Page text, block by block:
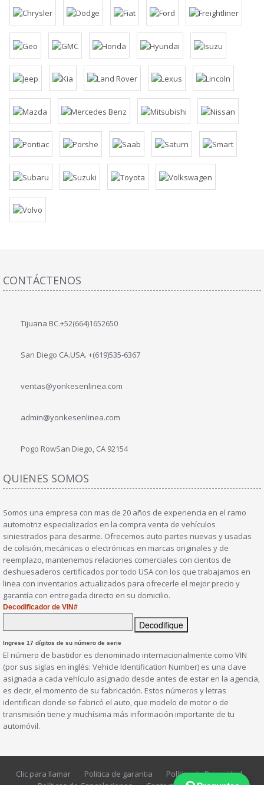
CONTÁCTENOS
Tijuana BC.+52(664)1652650
San Diego CA.USA. +(619)535-6367
ventas@yonkesenlinea.com
admin@yonkesenlinea.com
Pogo RowSan Diego, CA 92154
QUIENES SOMOS
Somos una empresa con mas de 20 años de experiencia en el ramo
automotriz especializados en la compra venta de vehículos
siniestrados para desarme. Ofrecemos auto partes nuevas y usadas
de colisión, mecánicas o electrónicas en marcas originales y de
reemplazo, mantenemos relaciones comerciales con cientos de
deshuesaderos certificados por todo USA con los que trabajamos en
linea con inventarios actualizados para ofrecerle el mejor precio y
garantía con entregada directo en su domicilio.
Decodificador de VIN#
Ingrese 17 dígitos de su número de serie
El número de bastidor es denominado internacionalmente como VIN
(por sus siglas en inglés: Vehicle Identification Number) es una clave
asignada a cada vehículo asignado desde antes de estar en la agencia,
es decir, el momento de su fabricación. Estos números y letras
identifican donde se fabricó el auto, que modelo de motor o de
transmisión tiene y muchísima más información importante de tu
automóvil.
Clic para llamar Politica de garantia
Política de Privacidad